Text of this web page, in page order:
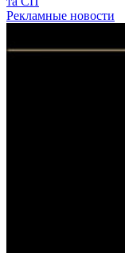
Рекламные новости